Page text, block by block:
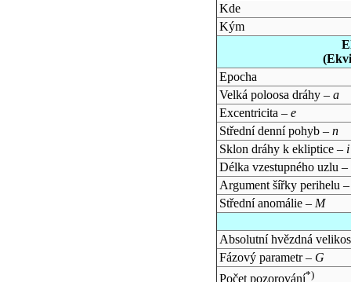
Kde
Kým
Epocha
Velká poloosa dráhy – a
Excentricita – e
Střední denní pohyb – n
Sklon dráhy k ekliptice – i
Délka vzestupného uzlu –
Argument šířky perihelu
Střední anomálie – M
Absolutní hvězdná
Fázový parametr – G
Počet pozorování*)